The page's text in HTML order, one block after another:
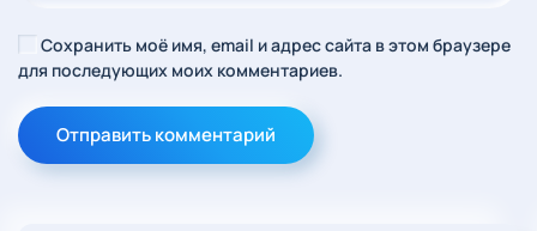
Сохранить моё имя, email и адрес сайта в этом браузере
для последующих моих комментариев.
Отправить комментарий